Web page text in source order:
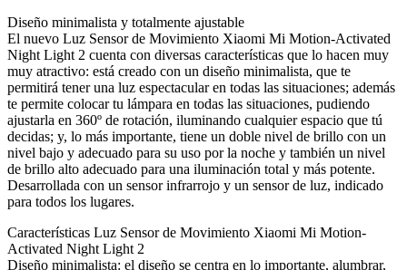
Diseño minimalista y totalmente ajustable
El nuevo Luz Sensor de Movimiento Xiaomi Mi Motion-Activated
Night Light 2 cuenta con diversas características que lo hacen muy
muy atractivo: está creado con un diseño minimalista, que te
permitirá tener una luz espectacular en todas las situaciones; además
te permite colocar tu lámpara en todas las situaciones, pudiendo
ajustarla en 360º de rotación, iluminando cualquier espacio que tú
decidas; y, lo más importante, tiene un doble nivel de brillo con un
nivel bajo y adecuado para su uso por la noche y también un nivel
de brillo alto adecuado para una iluminación total y más potente.
Desarrollada con un sensor infrarrojo y un sensor de luz, indicado
para todos los lugares.
Características Luz Sensor de Movimiento Xiaomi Mi Motion-
Activated Night Light 2
Diseño minimalista: el diseño se centra en lo importante, alumbrar,